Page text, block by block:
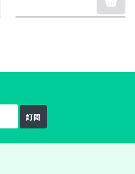
訂閱